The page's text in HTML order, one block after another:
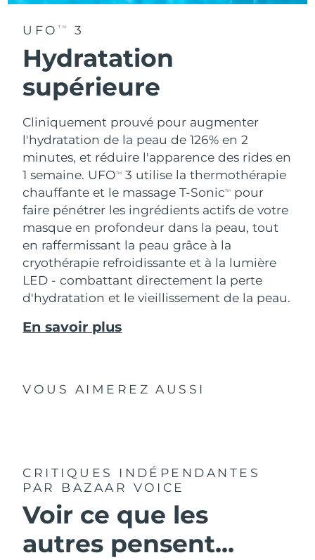
UFO TM 3
Hydratation
supérieure
Cliniquement prouvé pour augmenter
l'hydratation de la peau de 126% en 2
minutes, et réduire l'apparence des rides en
1 semaine. UFOTM
3 utilise la thermothérapie
chauffante et le massage T-SonicTM
pour
faire pénétrer les ingrédients actifs de votre
masque en profondeur dans la peau, tout
en raffermissant la peau grâce à la
cryothérapie refroidissante et à la lumière
LED - combattant directement la perte
d'hydratation et le vieillissement de la peau.
En savoir plus
VOUS AIMEREZ AUSSI
CRITIQUES INDÉPENDANTES
PAR BAZAAR VOICE
Voir ce que les
autres pensent...